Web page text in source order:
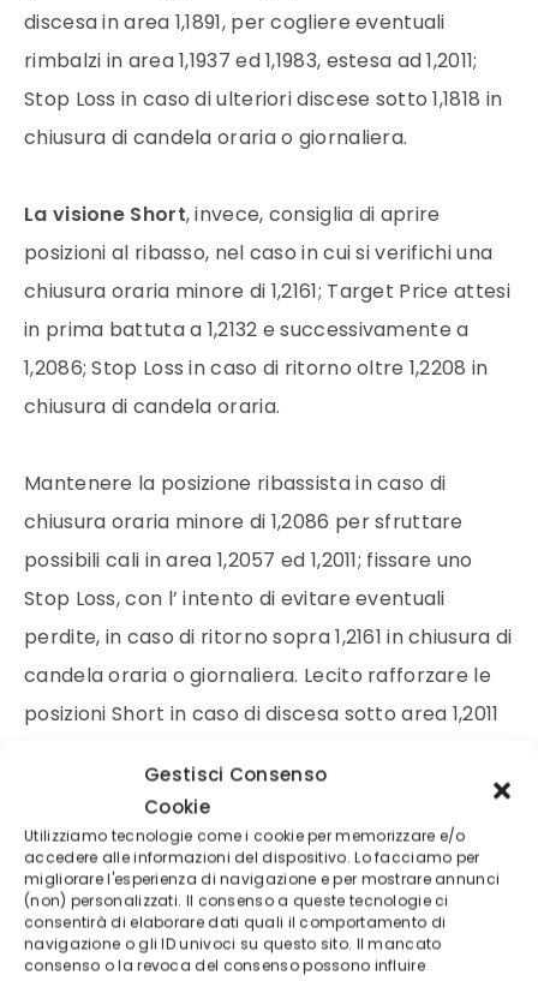
Gestisci Consenso
Cookie
Utilizziamo tecnologie come i cookie per memorizzare e/o
accedere alle informazioni del dispositivo. Lo facciamo per
migliorare l'esperienza di navigazione e per mostrare annunci
(non) personalizzati. Il consenso a queste tecnologie ci
consentirà di elaborare dati quali il comportamento di
navigazione o gli ID univoci su questo sito. Il mancato
consenso o la revoca del consenso possono influire
discesa in area 1,1891, per cogliere eventuali
rimbalzi in area 1,1937 ed 1,1983, estesa ad 1,2011;
Stop Loss in caso di ulteriori discese sotto 1,1818 in
chiusura di candela oraria o giornaliera.
La visione Short, invece, consiglia di aprire
posizioni al ribasso, nel caso in cui si verifichi una
chiusura oraria minore di 1,2161; Target Price attesi
in prima battuta a 1,2132 e successivamente a
1,2086; Stop Loss in caso di ritorno oltre 1,2208 in
chiusura di candela oraria.
Mantenere la posizione ribassista in caso di
chiusura oraria minore di 1,2086 per sfruttare
possibili cali in area 1,2057 ed 1,2011; fissare uno
Stop Loss, con l’ intento di evitare eventuali
perdite, in caso di ritorno sopra 1,2161 in chiusura di
candela oraria o giornaliera. Lecito rafforzare le
posizioni Short in caso di discesa sotto area 1,2011
eventuali affondi in area 1,1983 ed 1,1937, estesi a
1,1891; stop loss nel caso in cui si assista ad ritorno
oltre quota 1,2086 in close orario. Consigliati Short
Speculativi in caso di allunghi in area 1,25 per
cercare di sfruttare possibili pull-back in area